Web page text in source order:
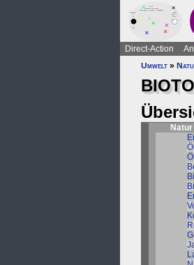
Direct-Action
Umwelt »